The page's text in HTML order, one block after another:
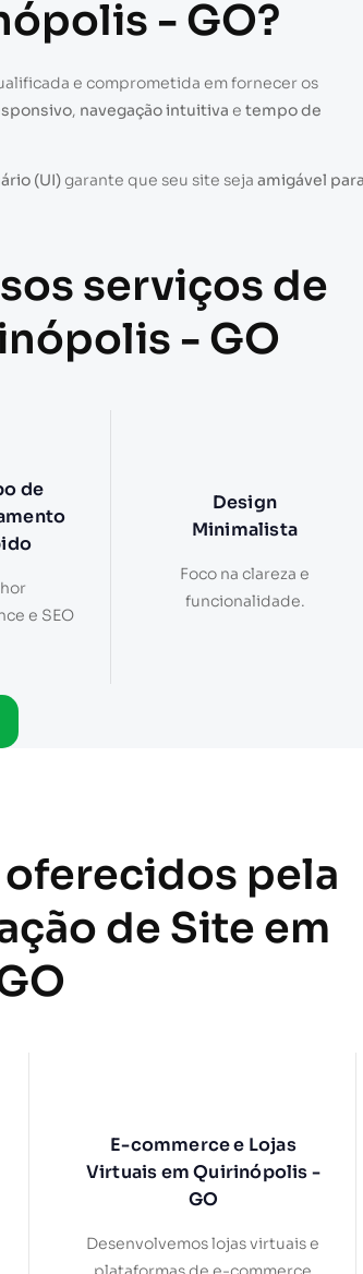
- GO?
e comprometida em fornecer os
, navegação intuitiva e tempo de
(UI)garante que seu site seja amigável
serviços de
- GO
de
e SEO
Design
Minimalista
Foco na clareza e
funcionalidade.
pela
de Site em
E-commerce e Lojas
Virtuais em Quirinópolis -
GO
Desenvolvemos lojas virtuais e